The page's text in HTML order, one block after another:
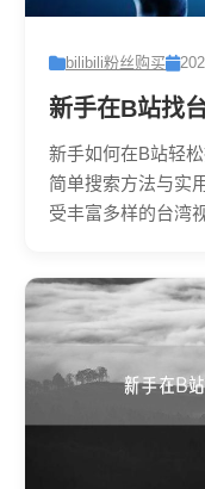
bilibili粉丝购买
新手在B站找
新手如何在B站轻
简单搜索方法与实
受丰富多样的台湾